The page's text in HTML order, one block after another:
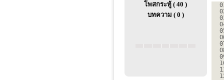
โพสกระทู้ ( 40 )
บทความ ( 0 )